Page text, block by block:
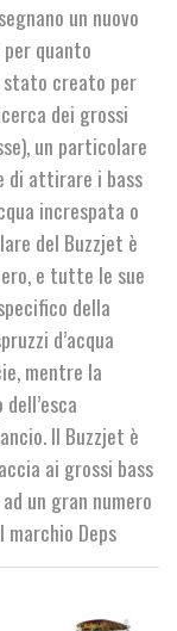
un nuovo
quanto
stato creato per
dei grossi
un particolare
di attirare i bass
increspata o
del Buzzjet è
e tutte le sue
della
d’acqua
mentre la
Il Buzzjet è
ai grossi bass
un gran numero
Deps